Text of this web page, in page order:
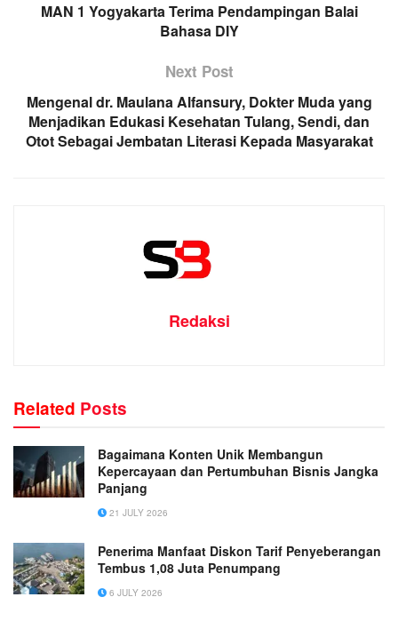
MAN 1 Yogyakarta Terima Pendampingan Balai
Bahasa DIY
Next Post
Mengenal dr. Maulana Alfansury, Dokter Muda yang
Menjadikan Edukasi Kesehatan Tulang, Sendi, dan
Otot Sebagai Jembatan Literasi Kepada Masyarakat
Redaksi
Related Posts
Bagaimana Konten Unik Membangun
Kepercayaan dan Pertumbuhan Bisnis Jangka
Panjang
21 JULY 2026
Penerima Manfaat Diskon Tarif Penyeberangan
Tembus 1,08 Juta Penumpang
6 JULY 2026